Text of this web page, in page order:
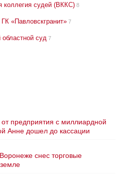
коллегия судей (ВККС) 8
ГК «Павловскгранит» 7
областной суд 7
предприятия с миллиардной
Анне дошел до кассации
снес торговые